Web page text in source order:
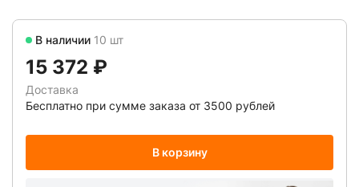
В наличии 10 шт
15 372 ₽
Доставка
Бесплатно при сумме заказа от 3500 рублей
В корзину